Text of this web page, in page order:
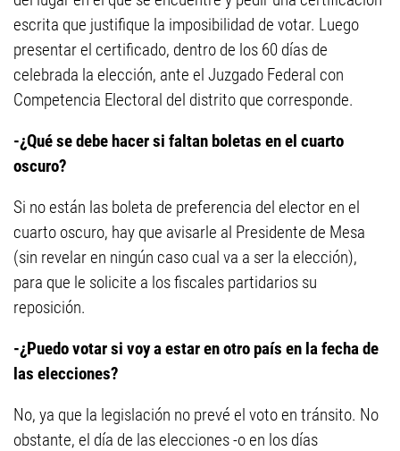
escrita que justifique la imposibilidad de votar. Luego
presentar el certificado, dentro de los 60 días de
celebrada la elección, ante el Juzgado Federal con
Competencia Electoral del distrito que corresponde.
-¿Qué se debe hacer si faltan boletas en el cuarto
oscuro?
Si no están las boleta de preferencia del elector en el
cuarto oscuro, hay que avisarle al Presidente de Mesa
(sin revelar en ningún caso cual va a ser la elección),
para que le solicite a los fiscales partidarios su
reposición.
-¿Puedo votar si voy a estar en otro país en la fecha de
las elecciones?
No, ya que la legislación no prevé el voto en tránsito. No
obstante, el día de las elecciones -o en los días